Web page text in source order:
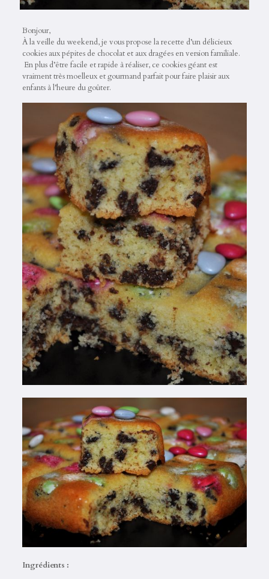
Bonjour,
À la veille du weekend, je vous propose la recette d’un délicieux
cookies aux pépites de chocolat et aux dragées en version familiale.
En plus d’être facile et rapide à réaliser, ce cookies géant est
vraiment très moelleux et gourmand parfait pour faire plaisir aux
enfants à l’heure du goûter.
Ingrédients :